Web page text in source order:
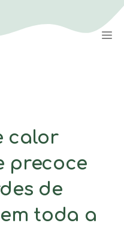
calor
precoce
de
toda a